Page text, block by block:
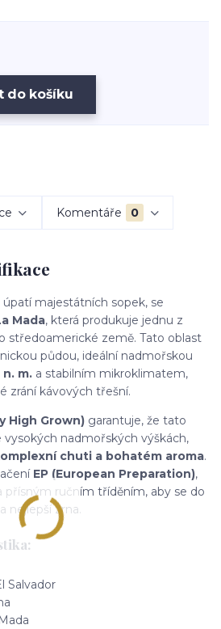
do košíku
Komentáře 0
úpatí majestátních sopek, se
Mada, která produkuje jednu z
středoamerické země. Tato oblast
půdou, ideální nadmořskou
n. m. a stabilním mikroklimatem,
zrání kávových třešní.
High Grown) garantuje, že tato
vysokých nadmořských výškách,
chuti a bohatém aroma.
EP (European Preparation),
přísným ručním tříděním, aby se do
nejlepší zrna.
Salvador